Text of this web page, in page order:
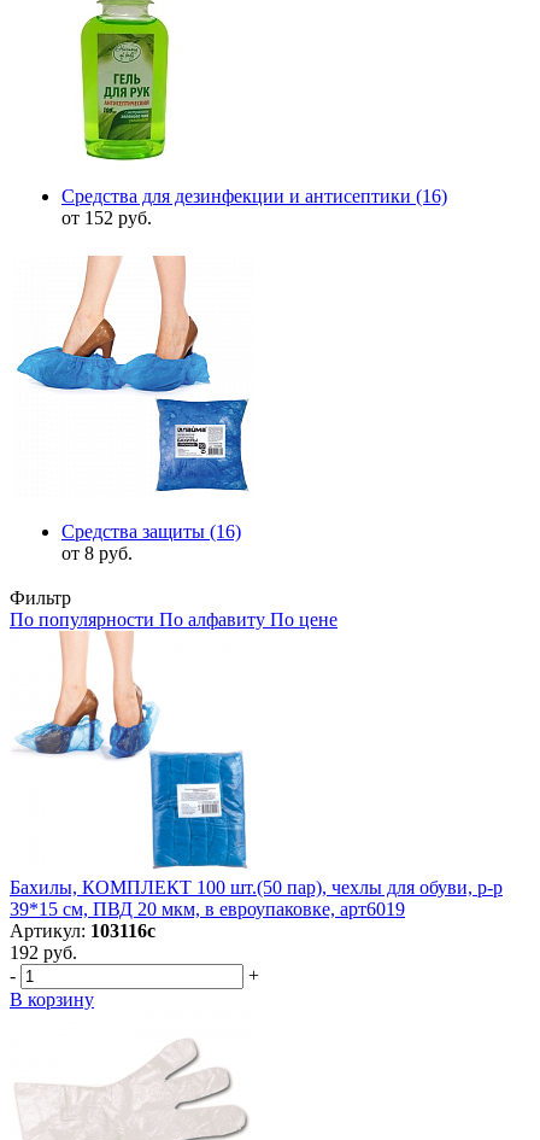
Средства для дезинфекции и антисептики (16)
от 152 руб.
Средства защиты (16)
от 8 руб.
Фильтр
По популярности По алфавиту По цене
Бахилы, КОМПЛЕКТ 100 шт.(50 пар), чехлы для обуви, р-р
39*15 см, ПВД 20 мкм, в евроупаковке, арт6019
Артикул: 103116с
192 руб.
-
+
В корзину